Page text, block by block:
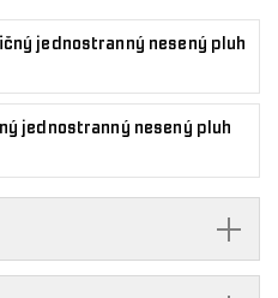
jednostranný nesený pluh
jednostranný nesený pluh